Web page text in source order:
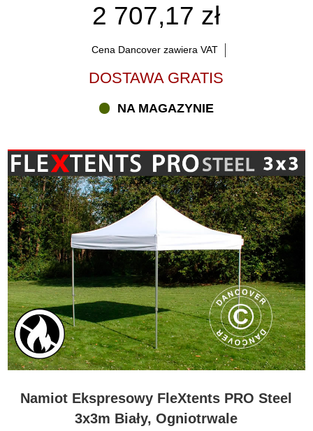
2 707,17 zł
Cena Dancover zawiera VAT
DOSTAWA GRATIS
NA MAGAZYNIE
Namiot Ekspresowy FleXtents PRO Steel
3x3m Biały, Ogniotrwale